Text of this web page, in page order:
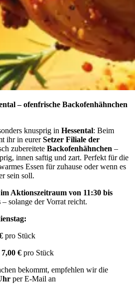
– ofenfrische Backofenhähnchen
knusprig in Hessental: Beim
ihr in eurerSetzer Filiale der
zubereitete Backofenhähnchen –
innen saftig und zart. Perfekt für die
Essen für zuhause oder wenn es
sein soll.
Aktionszeitraum von 11:30 bis
– solange der Vorrat reicht.
pro Stück
7,00 € pro Stück
bekommt, empfehlen wir die
per E-Mail an